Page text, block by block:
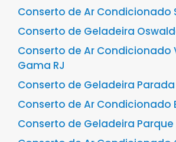
Conserto de Ar Condicionado
Conserto de Geladeira
Conserto de Ar Condicionado
Gama RJ
Conserto de Geladeira Parada
Conserto de Ar Condicionado
Conserto de Geladeira Parque